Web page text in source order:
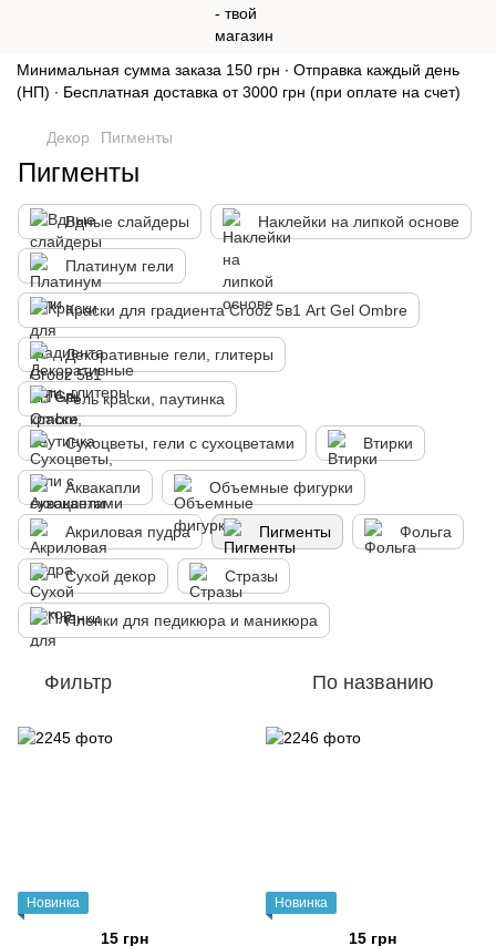
Минимальная сумма заказа 150 грн ∙ Отправка каждый день
(НП) ∙ Бесплатная доставка от 3000 грн (при оплате на счет)
Декор Пигменты
Пигменты
Вдные слайдеры Наклейки на липкой основе
Платинум гели
Краски для градиента Crooz 5в1 Art Gel Ombre
Декоративные гели, глитеры
Гель краски, паутинка
Сухоцветы, гели с сухоцветами Втирки
Аквакапли Объемные фигурки
Акриловая пудра Пигменты Фольга
Сухой декор Стразы
Пленки для педикюра и маникюра
Фильтр По названию
Новинка
15 грн
Новинка
15 грн